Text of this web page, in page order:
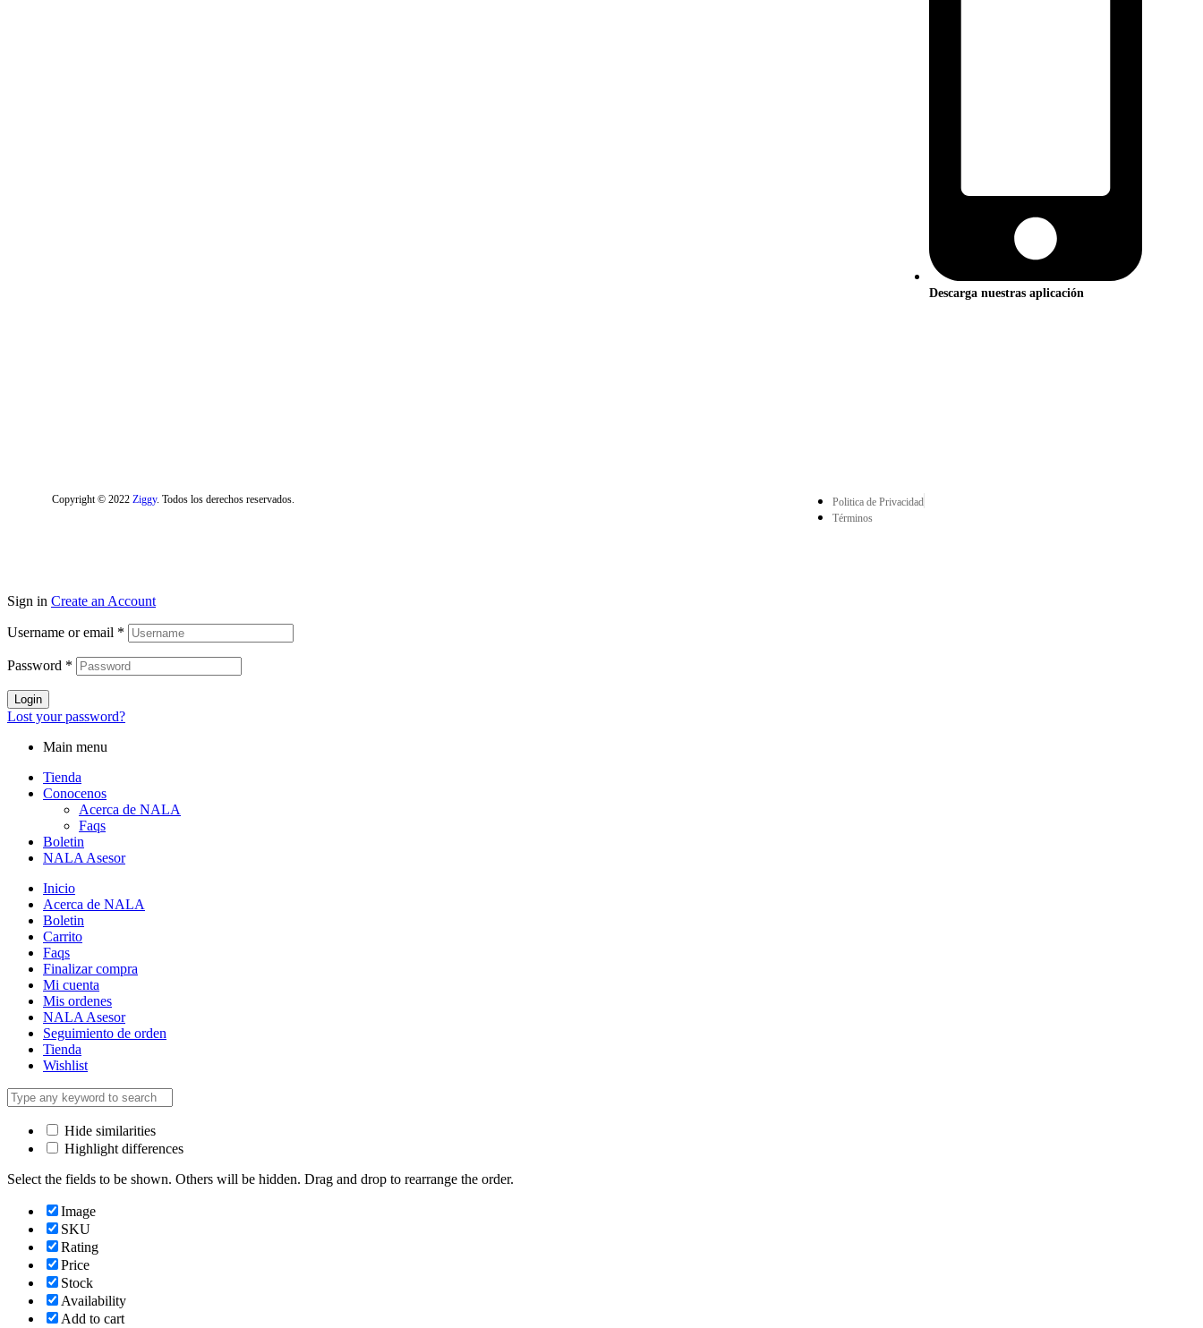
Descarga nuestras aplicación
Copyright © 2022 Ziggy. Todos los derechos reservados.
Politica de Privacidad
Términos
Sign in Create an Account
Username or email *
Password *
Login
Lost your password?
Main menu
Tienda
Conocenos
Acerca de NALA
Faqs
Boletin
NALA Asesor
Inicio
Acerca de NALA
Boletin
Carrito
Faqs
Finalizar compra
Mi cuenta
Mis ordenes
NALA Asesor
Seguimiento de orden
Tienda
Wishlist
Hide similarities
Highlight differences
Select the fields to be shown. Others will be hidden. Drag and drop to rearrange the order.
Image
SKU
Rating
Price
Stock
Availability
Add to cart